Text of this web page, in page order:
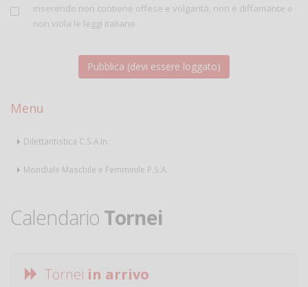
inserendo non contiene offese e volgarità, non è diffamante e
non viola le leggi italiane.
Menu
Dilettantistica C.S.A.In.
Mondiale Maschile e Femminile P.S.A.
Calendario Tornei
Tornei in arrivo